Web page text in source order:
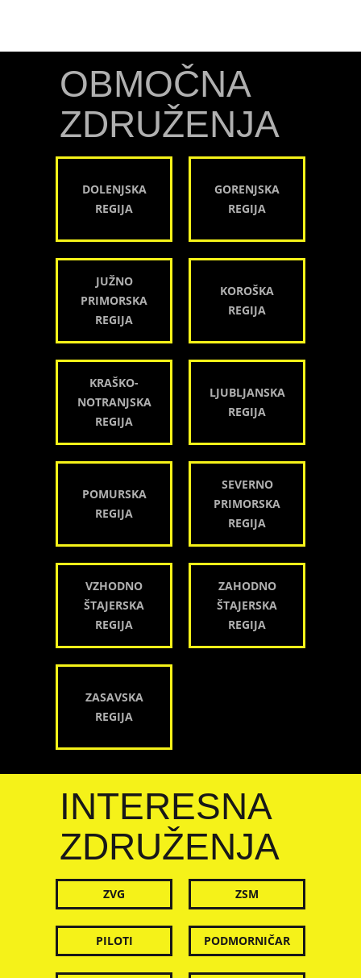
OBMOČNA
ZDRUŽENJA
DOLENJSKA
REGIJA
GORENJSKA
REGIJA
JUŽNO
PRIMORSKA
REGIJA
KOROŠKA
REGIJA
KRAŠKO-
NOTRANJSKA
REGIJA
LJUBLJANSKA
REGIJA
POMURSKA
REGIJA
SEVERNO
PRIMORSKA
REGIJA
VZHODNO
ŠTAJERSKA
REGIJA
ZAHODNO
ŠTAJERSKA
REGIJA
ZASAVSKA
REGIJA
INTERESNA
ZDRUŽENJA
ZVG ZSM
PILOTI PODMORNIČAR